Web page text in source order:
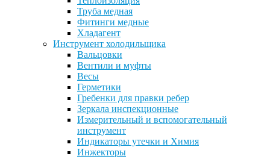
Труба медная
Фитинги медные
Хладагент
Инструмент холодильщика
Вальцовки
Вентили и муфты
Весы
Герметики
Гребенки для правки ребер
Зеркала инспекционные
Измерительный и вспомогательный
инструмент
Индикаторы утечки и Химия
Инжекторы